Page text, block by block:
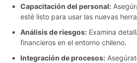
Capacitación del personal:
esté listo para usar las nuevas
Análisis de riesgos: Examina
financieros en el entorno chileno.
Integración de procesos: